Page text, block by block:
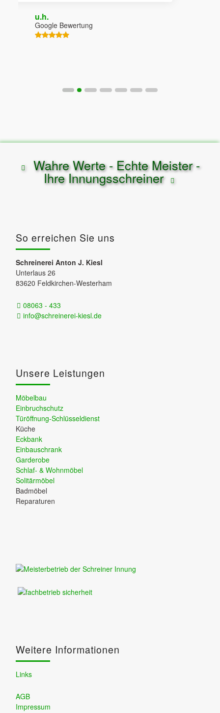
Wahre Werte - Echte Meister -
Ihre Innungsschreiner
So erreichen Sie uns
Schreinerei Anton J. Kiesl
Unterlaus 26
83620 Feldkirchen-Westerham
08063 - 433
info@schreinerei-kiesl.de
Unsere Leistungen
Möbelbau
Einbruchschutz
Türöffnung-Schlüsseldienst
Küche
Eckbank
Einbauschrank
Garderobe
Schlaf- & Wohnmöbel
Solitärmöbel
Badmöbel
Reparaturen
Weitere Informationen
Links
AGB
Impressum